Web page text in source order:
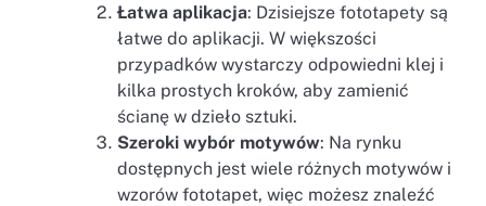
Łatwa aplikacja: Dzisiejsze fototapety są
łatwe do aplikacji. W większości
przypadków wystarczy odpowiedni klej i
kilka prostych kroków, aby zamienić
ścianę w dzieło sztuki.
Szeroki wybór motywów: Na rynku
dostępnych jest wiele różnych motywów i
wzorów fototapet, więc możesz znaleźć